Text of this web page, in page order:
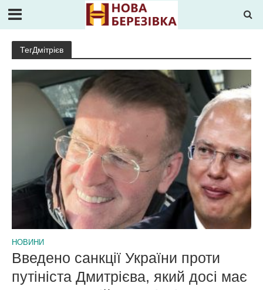
ТегДмітрієв
НОВИНИ
Введено санкції України проти
путініста Дмитрієва, який досі має